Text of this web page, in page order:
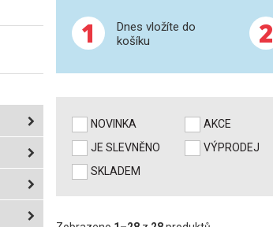
1
Dnes vložíte do
košíku
2
NOVINKA AKCE
JE SLEVNĚNO
VÝPRODEJ
SKLADEM